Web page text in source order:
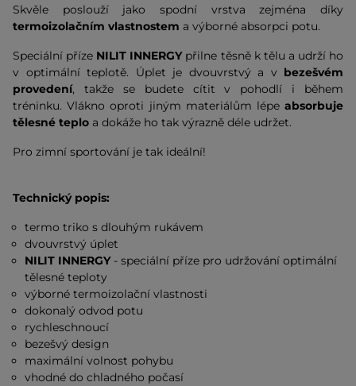
Skvěle poslouží jako spodní vrstva zejména díky
termoizolačním vlastnostem a výborné absorpci potu.
Speciální příze NILIT INNERGYpřilne těsně k tělu a udrží ho
v optimální teplotě. Úplet je dvouvrstvý a v bezešvém
provedení, takže se budete cítit v pohodlí i během
tréninku. Vlákno oproti jiným materiálům lépe absorbuje
tělesné teplo a dokáže ho tak výrazně déle udržet.
Pro zimní sportování je tak ideální!
Technický popis:
termo triko s dlouhým rukávem
dvouvrstvý úplet
NILIT INNERGY- speciální příze pro udržování optimální
tělesné teploty
výborné termoizolační vlastnosti
dokonalý odvod potu
rychleschnoucí
bezešvý design
maximální volnost pohybu
vhodné do chladného počasí